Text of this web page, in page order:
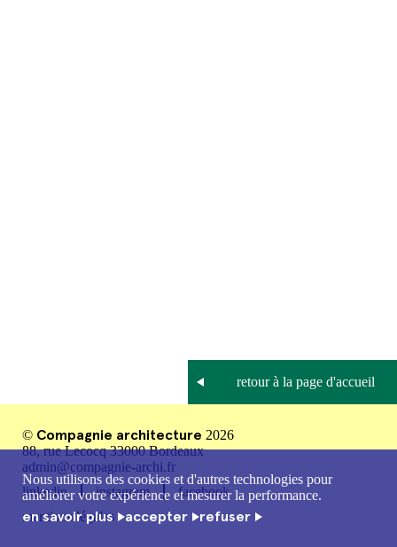
Nous utilisons des cookies et d'autres technologies pour
améliorer votre expérience et mesurer la performance.
en savoir plus accepter refuser
© Compagnie architecture 2026
88, rue Lecocq 33000 Bordeaux
admin@compagnie-archi.fr
linkedin
instagram
facebook
mentions légales